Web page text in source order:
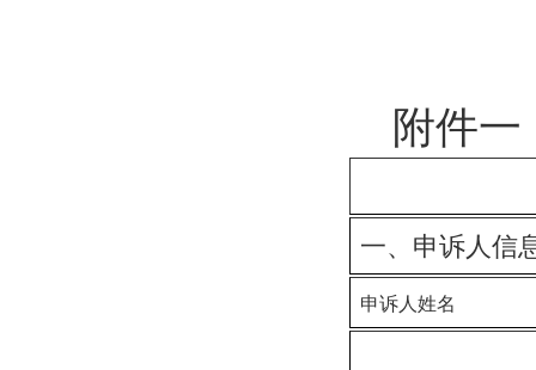
附件一
一、申诉人信
申诉人姓名